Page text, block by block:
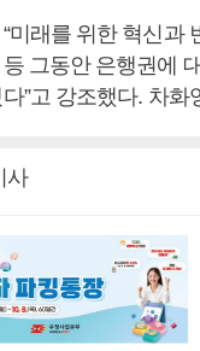
미래를 위한 혁신과
그동안 은행권에
”고 강조했다. 차화
사